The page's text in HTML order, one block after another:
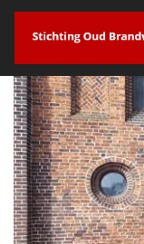
overslaan